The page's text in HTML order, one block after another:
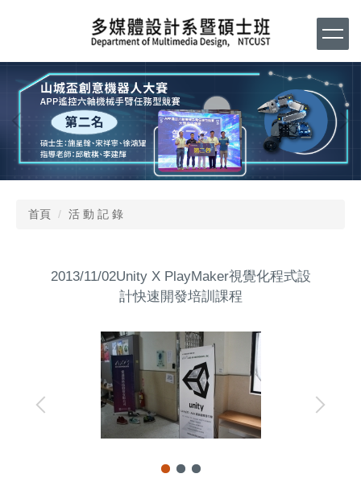
要
區
首頁 活 動 記 錄
2013/11/02Unity X PlayMaker視覺化程式設
計快速開發培訓課程